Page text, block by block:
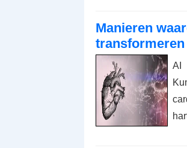
Manieren
transformeren
AI